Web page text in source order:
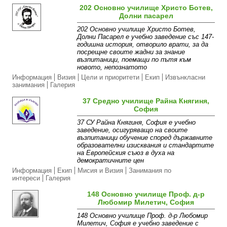
202 Основно училище Христо Ботев,
Долни пасарел
202 Основно училище Христо Ботев,
Долни Пасарел е учебно заведение със 147-
годишна история, отворило врати, за да
посрещне своите жадни за знание
възпитаници, поемащи по пътя към
новото, непознатото
Информация
Визия Цели и приоритети Екип
Извънкласни
занимания
Галерия
37 Средно училище Райна Княгиня,
София
37 СУ Райна Княгиня, София е учебно
заведение, осигуряващо на своите
възпитаници обучение според държавните
образователни изисквания и стандартите
на Европейския съюз в духа на
демократичните цен
Информация
Екип Мисия и Визия
Занимания по
интереси
Галерия
148 Основно училище Проф. д-р
Любомир Милетич, София
148 Основно училище Проф. д-р Любомир
Милетич, София е учебно заведение с